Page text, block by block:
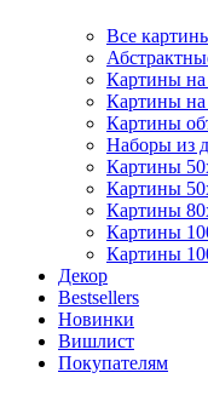
Все
Картины на
Картины на
Картины
Наборы из
Картины
Картины
Картины
Картины
Картины
Декор
Bestsellers
Новинки
Вишлист
Покупателям